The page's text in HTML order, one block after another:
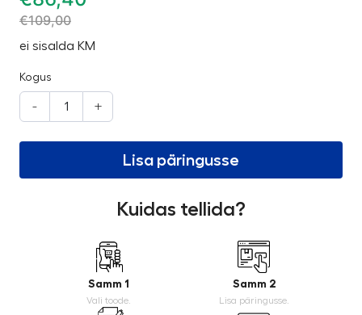
€109,00
ei sisalda KM
Kogus
- +
Lisa päringusse
Kuidas tellida?
Samm 1
Vali toode.
Samm 2
Lisa päringusse.